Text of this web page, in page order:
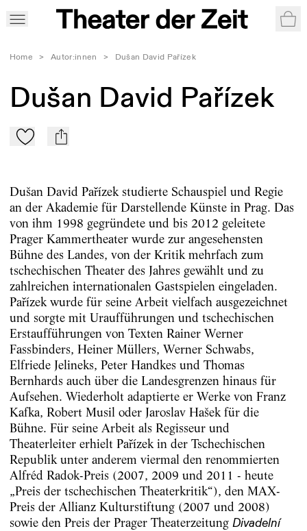
Home > Autor:innen > Dušan David Pařízek
Dušan David Pařízek
Zu Mein-TdZ hinzufügen
mail
Dušan David Pařízek studierte Schauspiel und Regie
an der Akademie für Darstellende Künste in Prag. Das
von ihm 1998 gegründete und bis 2012 geleitete
Prager Kammertheater wurde zur angesehensten
Bühne des Landes, von der Kritik mehrfach zum
tschechischen Theater des Jahres gewählt und zu
zahlreichen internationalen Gastspielen eingeladen.
Pařízek wurde für seine Arbeit vielfach ausgezeichnet
und sorgte mit Uraufführungen und tschechischen
Erstaufführungen von Texten Rainer Werner
Fassbinders, Heiner Müllers, Werner Schwabs,
Elfriede Jelineks, Peter Handkes und Thomas
Bernhards auch über die Landesgrenzen hinaus für
Aufsehen. Wiederholt adaptierte er Werke von Franz
Kafka, Robert Musil oder Jaroslav Hašek für die
Bühne. Für seine Arbeit als Regisseur und
Theaterleiter erhielt Pařízek in der Tschechischen
Republik unter anderem viermal den renommierten
Alfréd Radok-Preis (2007, 2009 und 2011 - heute
„Preis der tschechischen Theaterkritik“), den MAX-
Preis der Allianz Kulturstiftung (2007 und 2008)
sowie den Preis der Prager Theaterzeitung Divadelní